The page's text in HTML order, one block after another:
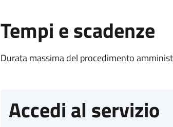
Tempi e scadenze
Durata massima del procedimento
Accedi al servizio